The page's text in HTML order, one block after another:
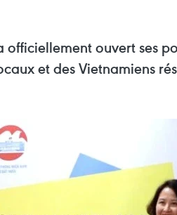
ouvert ses
et des Vietnamiens